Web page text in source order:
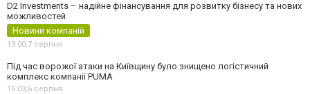
D2 Investments – надійне фінансування для розвитку бізнесу та нових
можливостей
Новини компаній
13:00,7 серпня
Під час ворожої атаки на Київщину було знищено логістичний
комплекс компанії PUMA
15:03,6 серпня